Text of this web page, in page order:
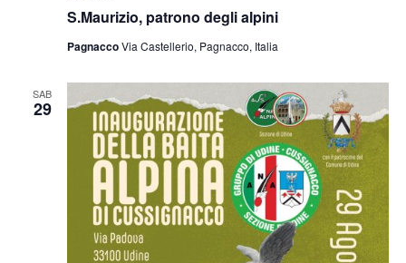
S.Maurizio, patrono degli alpini
PagnaccoVia Castellerio, Pagnacco, Italia
SAB
29